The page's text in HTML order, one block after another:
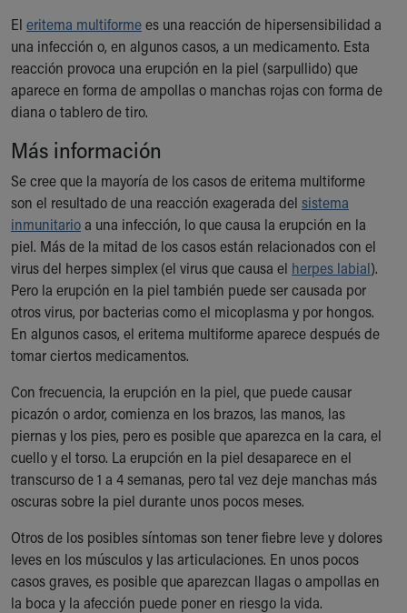
Health Centers
Symptom Checker
Financial Services
Price Estimates
Family Supports
Sports Health Services Provider for Akron Zips
New Parents
Find a Pediatrics Location
Find a Pediatrician
MyChart
Make an Appointment
Breastfeeding Medicine
Child Passenger Safety
Safe Sleep for Babies
Safe Sleep
About Akron Children's Pediatrics
Who We Are
Building a Brighter Future
Our Mission, Vision, Promise
Calendar of Events
Community Mission
Connect With Us
Our Culture of Caring
Newsroom
Our Leadership
Quality and Patient Safety
Unity and Engagement
El eritema multiformees una reacción de hipersensibilidad a
una infección o, en algunos casos, a un medicamento. Esta
reacción provoca una erupción en la piel (sarpullido) que
aparece en forma de ampollas o manchas rojas con forma de
diana o tablero de tiro.
Más información
Se cree que la mayoría de los casos de eritema multiforme
son el resultado de una reacción exagerada del sistema
inmunitarioa una infección, lo que causa la erupción en la
piel. Más de la mitad de los casos están relacionados con el
virus del herpes simplex (el virus que causa el herpes labial).
Pero la erupción en la piel también puede ser causada por
otros virus, por bacterias como el micoplasma y por hongos.
En algunos casos, el eritema multiforme aparece después de
tomar ciertos medicamentos.
Con frecuencia, la erupción en la piel, que puede causar
picazón o ardor, comienza en los brazos, las manos, las
piernas y los pies, pero es posible que aparezca en la cara, el
cuello y el torso. La erupción en la piel desaparece en el
transcurso de 1 a 4 semanas, pero tal vez deje manchas más
oscuras sobre la piel durante unos pocos meses.
Otros de los posibles síntomas son tener fiebre leve y dolores
leves en los músculos y las articulaciones. En unos pocos
casos graves, es posible que aparezcan llagas o ampollas en
la boca y la afección puede poner en riesgo la vida.